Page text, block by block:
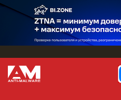
Перейти
основному